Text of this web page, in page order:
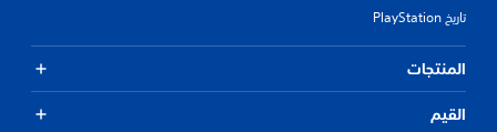
تاريخ PlayStation
المنتجات
القيم